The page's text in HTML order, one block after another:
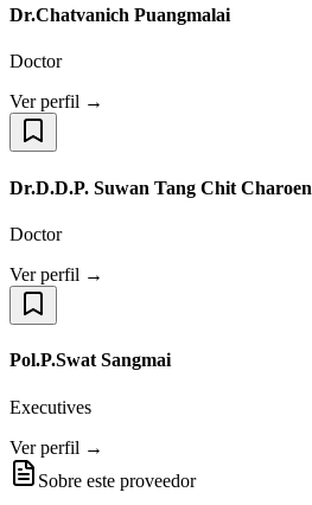
Dr.Chatvanich Puangmalai
Doctor
Ver perfil →
Dr.D.D.P. Suwan Tang Chit Charoen
Doctor
Ver perfil →
Pol.P.Swat Sangmai
Executives
Ver perfil →
Sobre este proveedor